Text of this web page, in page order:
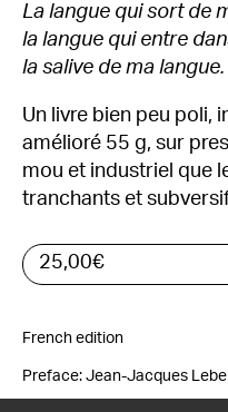
La langue qui sort de
la langue qui entre
la salive de ma langue.
Un livre bien peu poli,
amélioré 55 g, sur
mou et industriel que
tranchants et
25,00€
French edition
Preface: Jean-Jacques Lebel